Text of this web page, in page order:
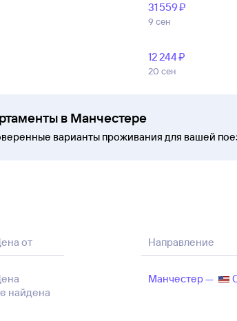
31 ⁠559 ⁠₽
9 сен
12 ⁠244 ⁠₽
20 сен
в Манчестере
варианты проживания для вашей
от
найдена
Направление
Манчестер —